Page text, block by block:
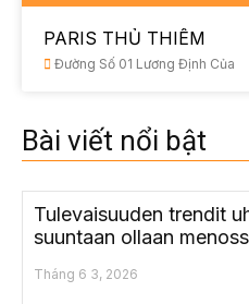
PARIS THỦ THIÊM
Đường Số 01 Lương Định Của
Bài viết nổi bật
Tulevaisuuden trendit
suuntaan ollaan
Tháng 6 3, 2026